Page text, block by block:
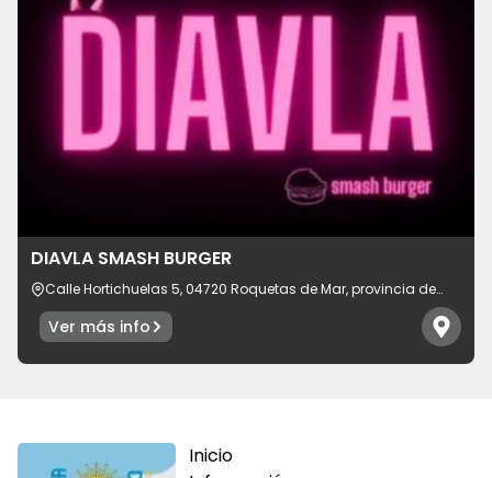
DIAVLA SMASH BURGER
Calle Hortichuelas 5, 04720 Roquetas de Mar, provincia de
Ver más info
Inicio